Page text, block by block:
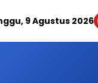
9 Agustus 2026